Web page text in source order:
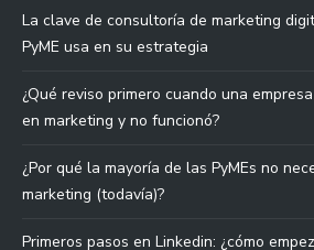
La clave de consultoría de marketing
PyME usa en su estrategia
¿Qué reviso primero cuando una
en marketing y no funcionó?
¿Por qué la mayoría de las PyMEs no
marketing (todavía)?
Primeros pasos en Linkedin: ¿cómo